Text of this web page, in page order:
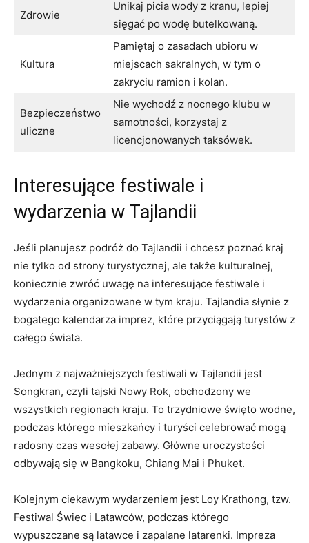
Zdrowie
Unikaj‍ picia wody‌ z ⁣kranu, lepiej
sięgać po wodę butelkowaną.
Kultura
Pamiętaj o⁣ zasadach‌ ubioru w⁣
miejscach sakralnych,​ w ⁤tym o
zakryciu ramion i kolan.
Bezpieczeństwo
uliczne
Nie wychodź z nocnego⁤ klubu ‌w
samotności, korzystaj z
licencjonowanych​ taksówek.
Interesujące festiwale ⁢i
‍wydarzenia⁢ w Tajlandii
Jeśli planujesz podróż do Tajlandii i chcesz poznać kraj
⁣nie tylko ⁤od⁤ strony turystycznej, ale także​ kulturalnej, ​
koniecznie zwróć uwagę⁣ na interesujące⁤ festiwale⁤ i​
wydarzenia organizowane⁣ w tym‌ kraju. Tajlandia słynie z
bogatego kalendarza imprez, które przyciągają turystów ‍z
całego świata.
Jednym z najważniejszych festiwali w Tajlandii jest⁣
Songkran, czyli⁢ tajski Nowy Rok, obchodzony we
⁣wszystkich regionach kraju.⁢ To‌ trzydniowe ⁣święto wodne,
​podczas którego ​mieszkańcy i⁢ turyści ‍celebrować mogą
⁣radosny czas wesołej zabawy. Główne uroczystości
odbywają ‍się w ⁣Bangkoku,‍ Chiang Mai i Phuket.
Kolejnym ciekawym wydarzeniem jest Loy‌ Krathong,​ tzw.
Festiwal Świec i Latawców, ‍podczas‍ którego⁤
wypuszczane są latawce i‌ zapalane latarenki. Impreza